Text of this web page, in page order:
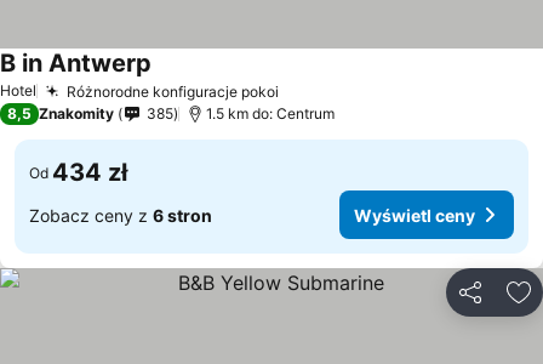
Hotel Różnorodne konfiguracje pokoi
B in Antwerp
8,5 Znakomity 385 1.5 km do: Centrum
Od 434 zł
Zobacz ceny z 6 stron Wyświetl ceny